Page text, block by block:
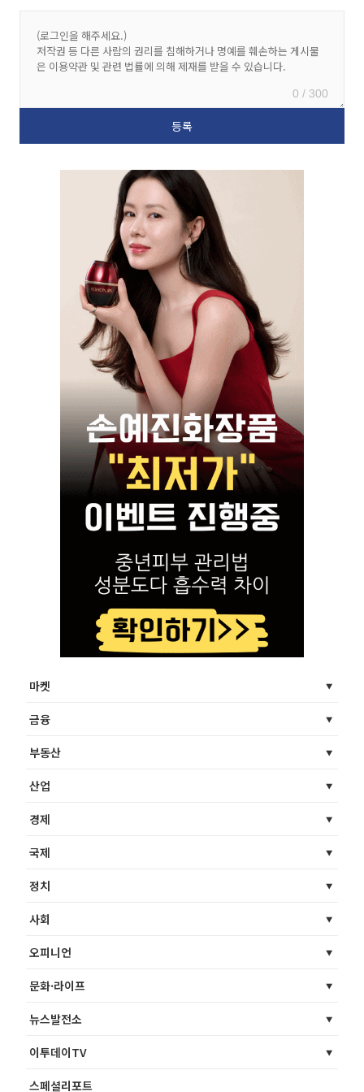
0 / 300
마켓
금융
부동산
산업
경제
국제
정치
사회
오피니언
문화·라이프
뉴스발전소
이투데이TV
스페셜리포트